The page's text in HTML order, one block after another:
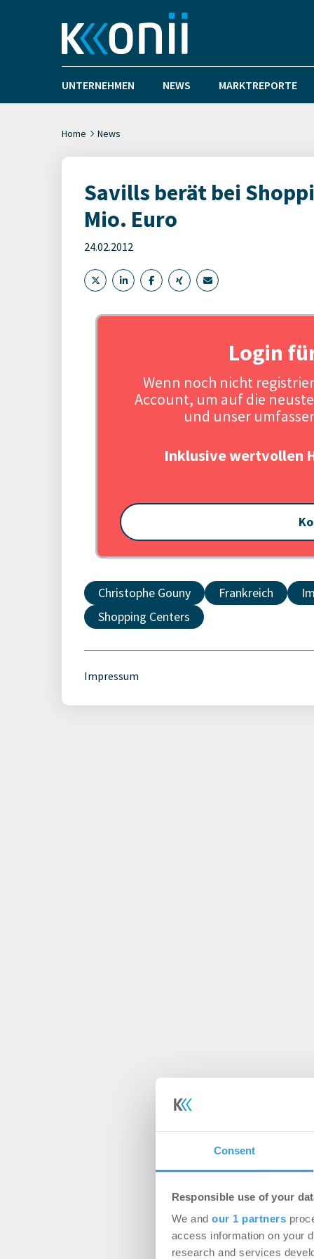
Consent
Responsible use of your
We and our 1 partners
access information on your
research and services
UNTERNEHMEN NEWS MARKTREPORTE
Home News
Savills berät bei
Mio. Euro
24.02.2012
Login
Wenn noch nicht
Account, um auf die
und unser
Inklusive wertvollen
Christophe Gouny Frankreich
Shopping Centers
Impressum